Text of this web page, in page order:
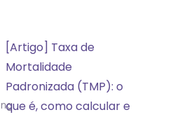
[Artigo] Taxa de
Mortalidade
Padronizada (TMP): o
que é, como calcular e